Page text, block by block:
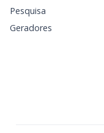
Pesquisa
Geradores